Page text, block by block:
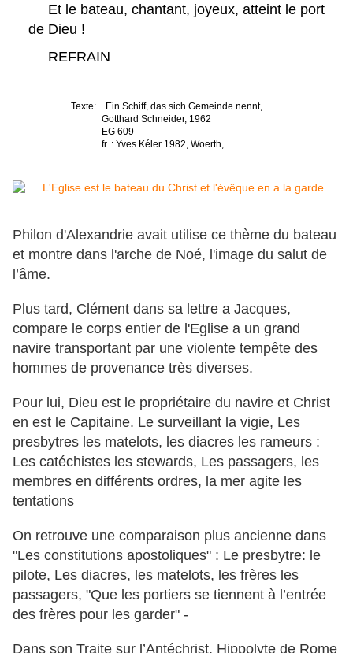
Et le bateau, chantant, joyeux, atteint le port
de Dieu !
REFRAIN
Texte: Ein Schiff, das sich Gemeinde nennt,
Gotthard Schneider, 1962
EG 609
fr. : Yves Kéler 1982, Woerth,
Philon d'Alexandrie avait utilise ce thème du bateau
et montre dans l'arche de Noé, l'image du salut de
l’âme.
Plus tard, Clément dans sa lettre a Jacques,
compare le corps entier de l'Eglise a un grand
navire transportant par une violente tempête des
hommes de provenance très diverses.
Pour lui, Dieu est le propriétaire du navire et Christ
en est le Capitaine. Le surveillant la vigie, Les
presbytres les matelots, les diacres les rameurs :
Les catéchistes les stewards, Les passagers, les
membres en différents ordres, la mer agite les
tentations
On retrouve une comparaison plus ancienne dans
"Les constitutions apostoliques" : Le presbytre: le
pilote, Les diacres, les matelots, les frères les
passagers, "Que les portiers se tiennent à l’entrée
des frères pour les garder" -
Dans son Traite sur l’Antéchrist, Hippolyte de Rome